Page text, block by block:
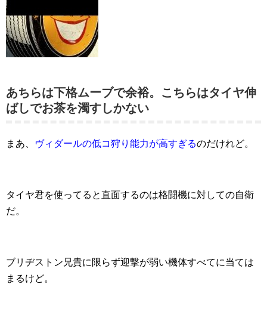
あちらは下格ムーブで余裕。こちらはタイヤ伸
ばしでお茶を濁すしかない
まあ、 ヴィダールの低コ狩り能力が高すぎるのだけれど。
タイヤ君を使ってると直面するのは格闘機に対しての自衛
だ。
ブリヂストン兄貴に限らず迎撃が弱い機体すべてに当ては
まるけど。